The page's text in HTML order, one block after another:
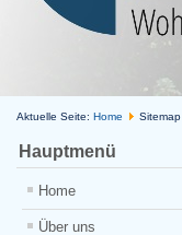
Aktuelle Seite: Home Sitemap
Hauptmenü
Home
Über uns